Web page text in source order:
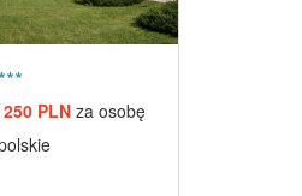
250 PLNza osobę